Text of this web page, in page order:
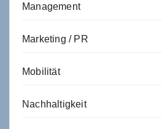
Management
Marketing / PR
Mobilität
Nachhaltigkeit